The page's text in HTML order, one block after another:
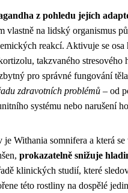
z pohledu jejích
vlastně na lidský organismus
reakcí. Aktivuje se
takzvaného
pro správné fungování
zdravotních problémů – od
systému nebo narušení
Withania somnifera a která
prokazatelně snižuje
klinických studií, které
této rostliny na dospělé